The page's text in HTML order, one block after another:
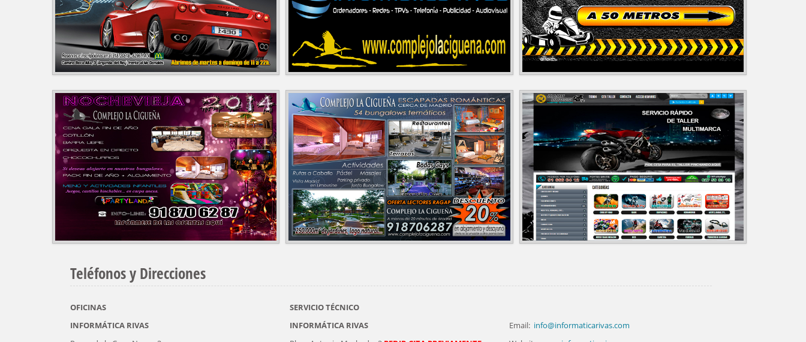
Teléfonos y Direcciones
OFICINAS
INFORMÁTICA RIVAS
SERVICIO TÉCNICO
INFORMÁTICA RIVAS
Email: info@informaticarivas.com